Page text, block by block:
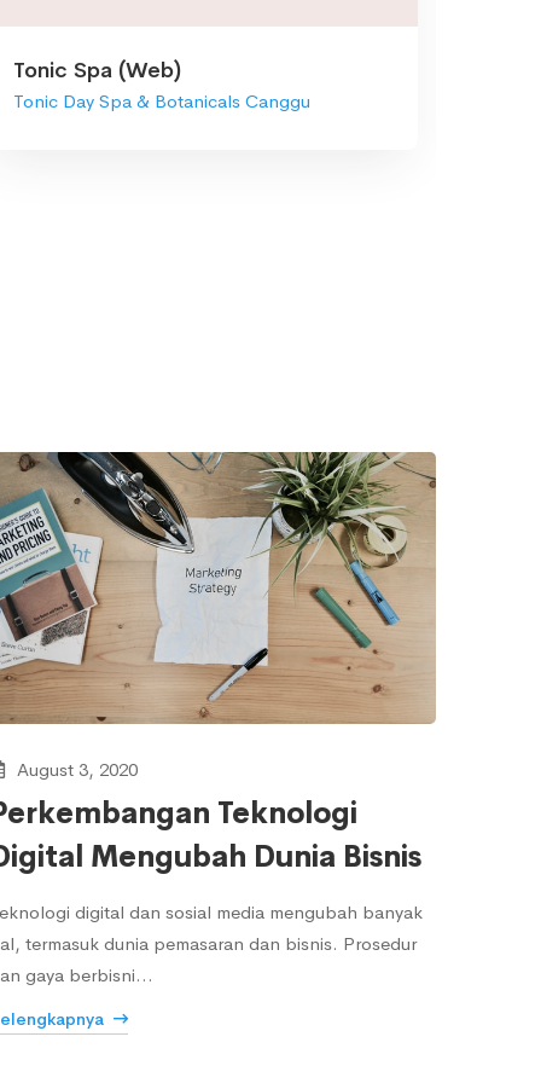
Tonic Spa (Web)
Tonic Day Spa & Botanicals Canggu
August 3, 2020
Teknologi
Mengubah Dunia Bisnis
digital dan sosial media mengubah banyak
termasuk dunia pemasaran dan bisnis. Prosedur
gaya berbisni…